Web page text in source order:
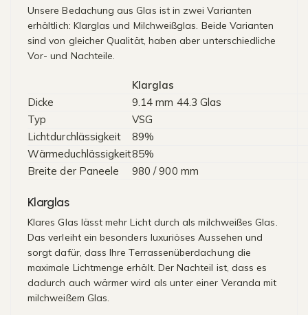
Unsere Bedachung aus Glas ist in zwei Varianten
erhältlich: Klarglas und Milchweißglas. Beide Varianten
sind von gleicher Qualität, haben aber unterschiedliche
Vor- und Nachteile.
Klarglas
Dicke
9.14 mm 44.3 Glas
Typ
VSG
Lichtdurchlässigkeit
89%
Wärmeduchlässigkeit85%
Breite der Paneele
980 / 900 mm
Klarglas
Klares Glas lässt mehr Licht durch als milchweißes Glas.
Das verleiht ein besonders luxuriöses Aussehen und
sorgt dafür, dass Ihre Terrassenüberdachung die
maximale Lichtmenge erhält. Der Nachteil ist, dass es
dadurch auch wärmer wird als unter einer Veranda mit
milchweißem Glas.